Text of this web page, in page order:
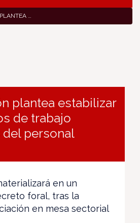
TEMPORALES DEL PERSONAL DOCENTE
plantea estabilizar
de trabajo
personal
en un
foral, tras la
en mesa sectorial